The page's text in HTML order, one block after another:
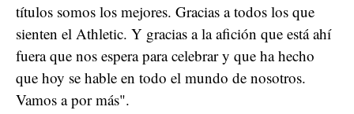
títulos somos los mejores. Gracias a todos los que
sienten el Athletic. Y gracias a la afición que está ahí
fuera que nos espera para celebrar y que ha hecho
que hoy se hable en todo el mundo de nosotros.
Vamos a por más".